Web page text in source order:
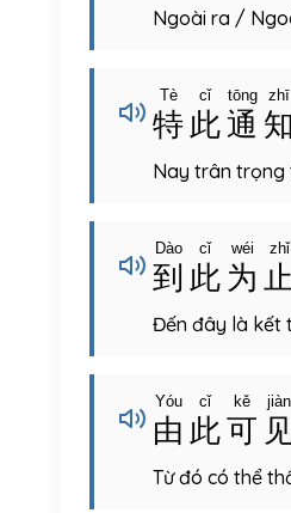
Ngoài ra /
特
Tè
此
cǐ
通
tōng
知
zhī
Nay trân trọng
到
Dào
此
cǐ
为
wéi
止
zhǐ
Đến đây là kết
由
Yóu
此
cǐ
可
kě jiàn
Từ đó có thể